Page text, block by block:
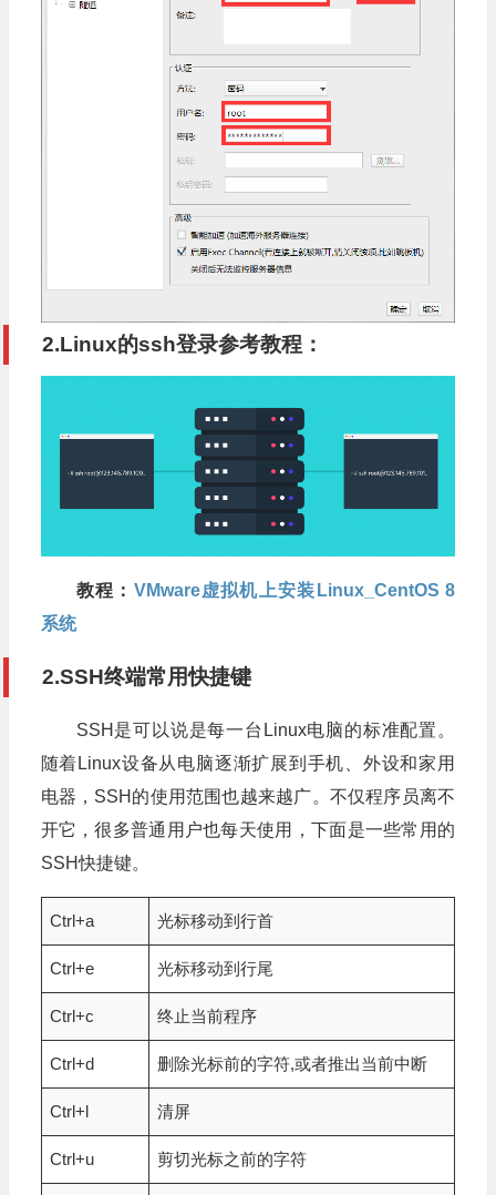
2.Linux的ssh登录参考教程：
教程： VMware虚拟机上安装Linux_CentOS 8
系统
2.SSH终端常用快捷键
SSH是可以说是每一台Linux电脑的标准配置。
随着Linux设备从电脑逐渐扩展到手机、外设和家用
电器，SSH的使用范围也越来越广。不仅程序员离不
开它，很多普通用户也每天使用，下面是一些常用的
SSH快捷键。
Ctrl+a 光标移动到行首
Ctrl+e 光标移动到行尾
Ctrl+c 终止当前程序
Ctrl+d 删除光标前的字符,或者推出当前中断
Ctrl+l 清屏
Ctrl+u 剪切光标之前的字符